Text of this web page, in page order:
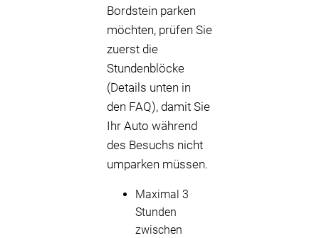
Bordstein parken
möchten, prüfen Sie
zuerst die
Stundenblöcke
(Details unten in
den FAQ), damit Sie
Ihr Auto während
des Besuchs nicht
umparken müssen.
Maximal 3
Stunden
zwischen